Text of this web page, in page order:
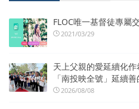
FLOC唯一基督徒專屬
2021/03/29
天上父親的愛延續化
「南投映全號」延續
2026/08/08